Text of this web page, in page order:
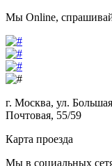
Мы Online,
г. Москва, ул. Большая
Почтовая, 55/59
Карта проезда
Мы в социальных